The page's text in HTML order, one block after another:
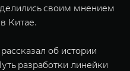
своим мнением
Китае.
об истории
разработки линейки